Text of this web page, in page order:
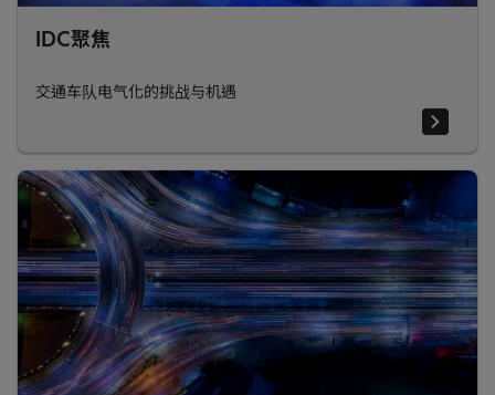
IDC聚焦
交通车队电气化的挑战与机遇